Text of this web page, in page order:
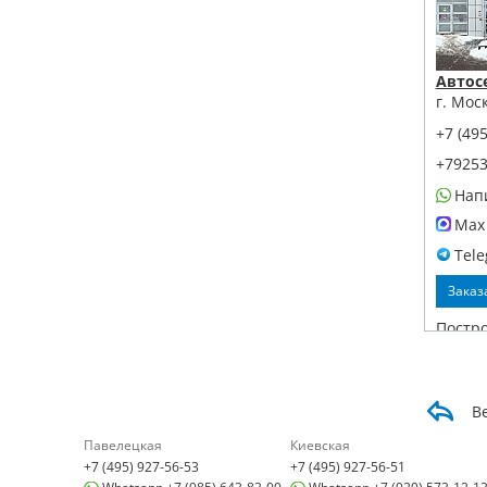
г.
+7
Max
Павелецкая
+7 (495) 927-56-53
Киевская
+7 (495) 927-56-51